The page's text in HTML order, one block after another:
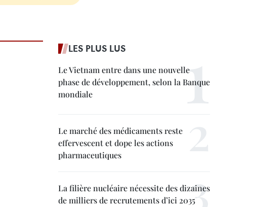
LES PLUS LUS
Le Vietnam entre dans une nouvelle
phase de développement, selon la Banque
mondiale
Le marché des médicaments reste
effervescent et dope les actions
pharmaceutiques
La filière nucléaire nécessite des dizaines
de milliers de recrutements d’ici 2035